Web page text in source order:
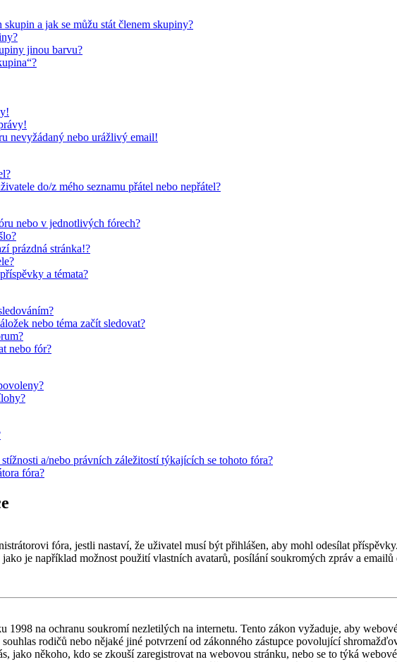
a jak se můžu stát členem skupiny?
jinou barvu?
nevyžádaný nebo urážlivý email!
do/z mého seznamu přátel nebo nepřátel?
nebo v jednotlivých fórech?
prázdná stránka!?
a témata?
nebo téma začít sledovat?
nebo fór?
a/nebo právních záležitostí týkajících se tohoto fóra?
fóra?
fóra, jestli nastaví, že uživatel musí být přihlášen, aby mohl odesílat
jako je například možnost použití vlastních avatarů, posílání soukromých zpráv a
1998 na ochranu soukromí nezletilých na internetu. Tento zákon vyžaduje, aby
rodičů nebo nějaké jiné potvrzení od zákonného zástupce povolující
jako někoho, kdo se zkouší zaregistrovat na webovou stránku, nebo se to týká